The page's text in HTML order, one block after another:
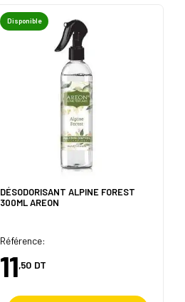
Disponible
DÉSODORISANT ALPINE FOREST
300ML AREON
Référence:
11,50 DT